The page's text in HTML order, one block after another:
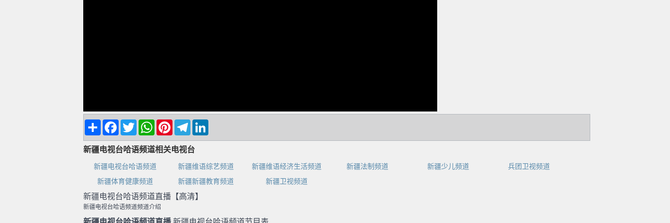
Share FacebookTwitter WhatsAppPinterest Telegram
新疆电视台哈语频道相关电视台
新疆电视台哈语频道 新疆维语综艺频道 新疆维语经济生活频道 新疆法制频道 新疆少儿频道
兵团卫视频道
新疆体育健康频道
新疆新疆教育频道 新疆卫视频道
新疆电视台哈语频道直播【高清】
新疆电视台哈语频道频道介绍